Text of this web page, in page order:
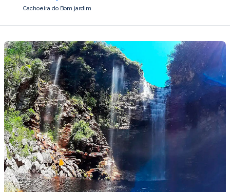
Cachoeira do Bom jardim